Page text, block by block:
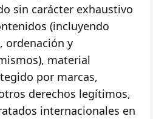
sin carácter exhaustivo
(incluyendo
ordenación y
material
por marcas,
derechos legítimos,
internacionales en